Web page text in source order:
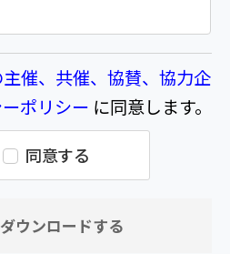
催、共催、協賛、協力企
ポリシー に同意します。
同意する